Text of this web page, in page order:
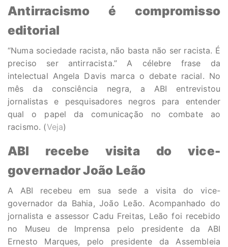
Antirracismo é compromisso
editorial
“Numa sociedade racista, não basta não ser racista. É
preciso ser antirracista.” A célebre frase da
intelectual Angela Davis marca o debate racial. No
mês da consciência negra, a ABI entrevistou
jornalistas e pesquisadores negros para entender
qual o papel da comunicação no combate ao
racismo. (Veja)
ABI recebe visita do vice-
governador João Leão
A ABI recebeu em sua sede a visita do vice-
governador da Bahia, João Leão. Acompanhado do
jornalista e assessor Cadu Freitas, Leão foi recebido
no Museu de Imprensa pelo presidente da ABI
Ernesto Marques, pelo presidente da Assembleia